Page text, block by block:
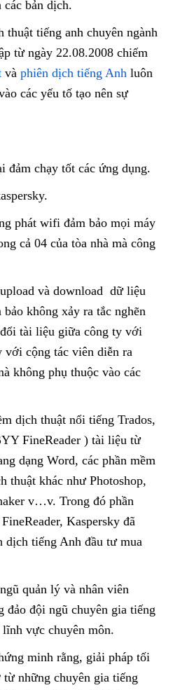
bản dịch.
tiếng anh chuyên ngành
từ ngày 22.08.2008 chiếm
và phiên dịch tiếng Anh luôn
các yếu tố tạo nên sự
đảm chạy tốt các ứng dụng.
phát wifi đảm bảo mọi máy
cả 04 của tòa nhà mà công
và download dữ liệu
không xảy ra tắc nghẽn
tài liệu giữa công ty với
với cộng tác viên diễn ra
không phụ thuộc vào các
dịch thuật nổi tiếng Trados,
FineReader ) tài liệu từ
dạng Word, các phần mềm
thuật khác như Photoshop,
v…v. Trong đó phần
Kaspersky đã
dịch tiếng Anh đầu tư mua
quản lý và nhân viên
đảo đội ngũ chuyên gia tiếng
vực chuyên môn.
minh rằng, giải pháp tối
những chuyên gia tiếng